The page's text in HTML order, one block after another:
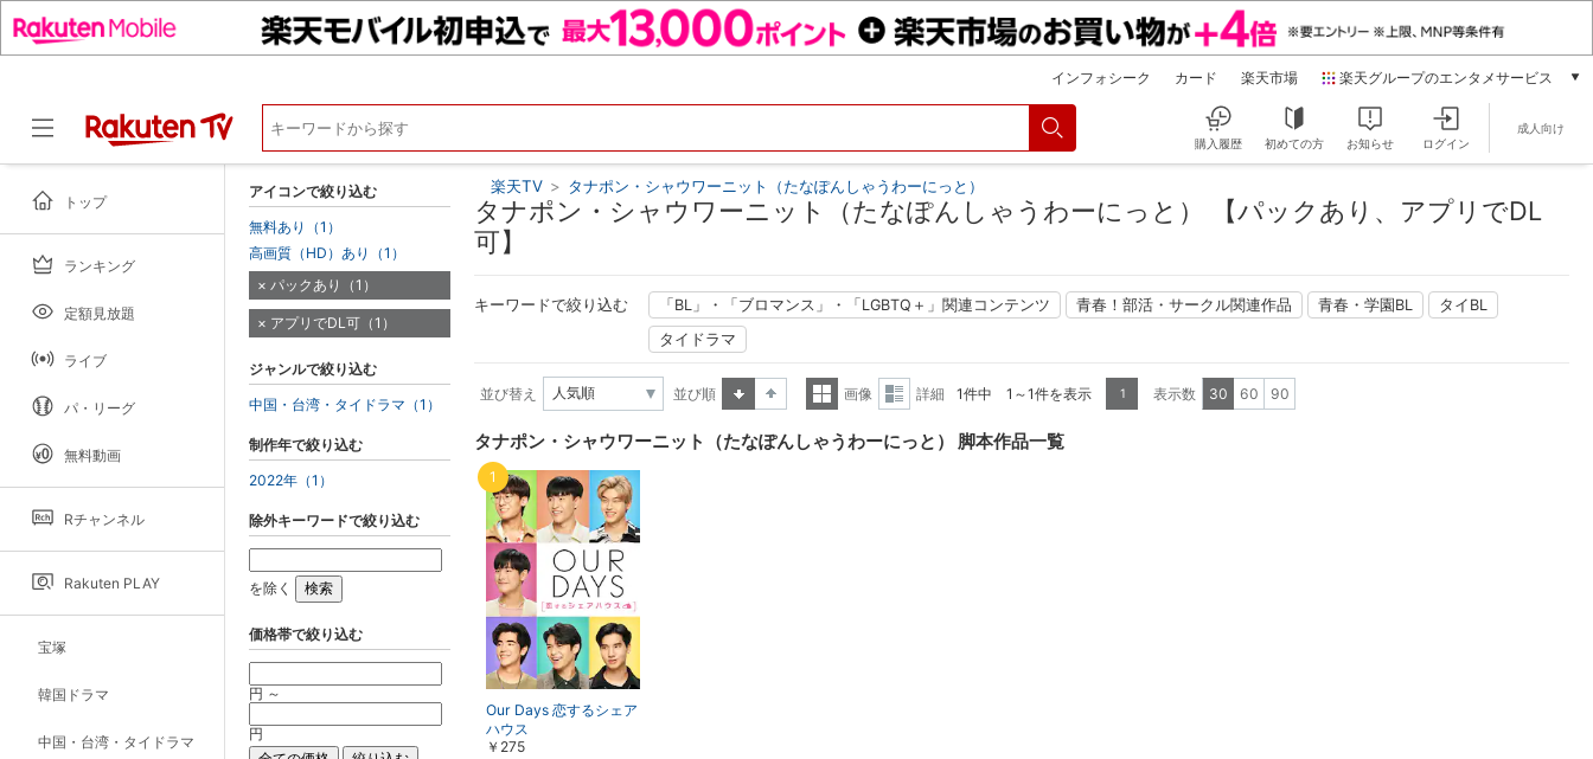
インフォシーク カード 楽天市場 楽天グループのエンタメサービス
本/ゲーム/CD/DVD
電子書籍
楽天マガジン
動画配信
購入履歴 初めての方 お知らせ ログイン
成人向け
トップ
ランキング
定額見放題
ライブ
パ・リーグ
無料動画
Rチャンネル
Rakuten PLAY
宝塚
韓国ドラマ
中国・台湾・タイドラマ
楽天TV > タナポン・シャウワーニット（たなぽんしゃうわーにっと）
タナポン・シャウワーニット（たなぽんしゃうわーにっと） 【パックあり、アプリでDL
可】
キーワードで絞り込む 「BL」・「ブロマンス」・「LGBTQ＋」関連コンテンツ 青春！部活・サークル関連作品 青春・学園BL
タイBL
タイドラマ
並び替え
並び順
表示
画像
表示
詳細 1件中 1～1件を表示 1 表示数 30 60 90
タナポン・シャウワーニット（たなぽんしゃうわーにっと） 脚本作品一覧
Our Days 恋するシェア
ハウス
￥275
1
アイコンで絞り込む
無料あり（1）
高画質（HD）あり（1）
パックあり（1）
アプリでDL可（1）
ジャンルで絞り込む
中国・台湾・タイドラマ（1）
制作年で絞り込む
2022年（1）
除外キーワードで絞り込む
を除く
価格帯で絞り込む
円 ～
円